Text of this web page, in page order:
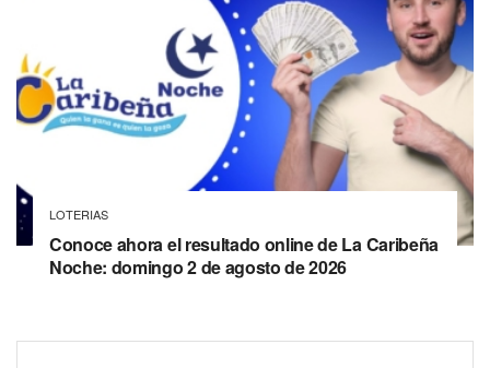
LOTERIAS
Conoce ahora el resultado online de La Caribeña
Noche: domingo 2 de agosto de 2026